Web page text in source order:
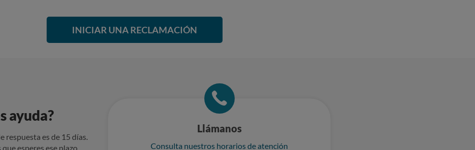
INICIAR UNA RECLAMACIÓN
ayuda?
respuesta es de 15 días.
esperes ese plazo
Llámanos
Consulta nuestros horarios de atención